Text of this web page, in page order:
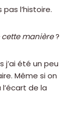
l’histoire.
cette manière?
j’ai été un peu
Même si on
de la